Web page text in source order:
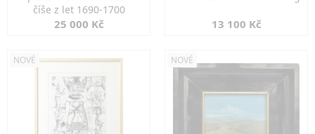
číše z let 1690-1700
25 000 Kč 13 100 Kč
NOVÉ NOVÉ